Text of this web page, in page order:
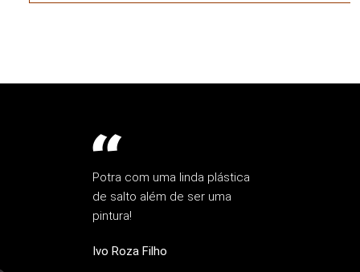
Potra com uma linda plástica
de salto além de ser uma
pintura!
Ivo Roza Filho